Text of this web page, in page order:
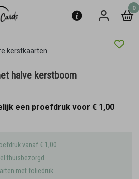
0
kerstkaarten
halve kerstboom
een proefdruk voor € 1,00
vanaf € 1,00
thuisbezorgd
met foliedruk